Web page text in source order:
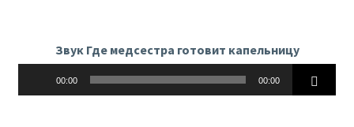
Звук Где медсестра готовит капельницу
00:00 00:00